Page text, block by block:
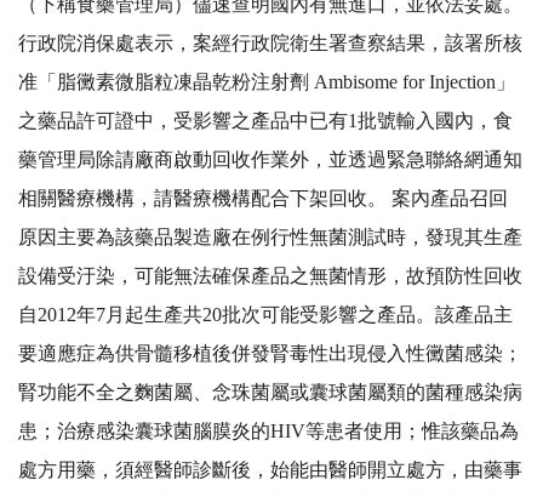
（下稱食藥管理局）儘速查明國內有無進口，並依法妥處。
行政院消保處表示，案經行政院衛生署查察結果，該署所核
准「脂黴素微脂粒凍晶乾粉注射劑 Ambisome for Injection」
之藥品許可證中，受影響之產品中已有1批號輸入國內，食
藥管理局除請廠商啟動回收作業外，並透過緊急聯絡網通知
相關醫療機構，請醫療機構配合下架回收。 案內產品召回
原因主要為該藥品製造廠在例行性無菌測試時，發現其生產
設備受汙染，可能無法確保產品之無菌情形，故預防性回收
自2012年7月起生產共20批次可能受影響之產品。該產品主
要適應症為供骨髓移植後併發腎毒性出現侵入性黴菌感染；
腎功能不全之麴菌屬、念珠菌屬或囊球菌屬類的菌種感染病
患；治療感染囊球菌腦膜炎的HIV等患者使用；惟該藥品為
處方用藥，須經醫師診斷後，始能由醫師開立處方，由藥事